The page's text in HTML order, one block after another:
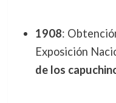
1908:
Exposición
de los